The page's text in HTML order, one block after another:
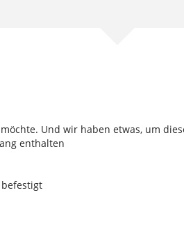
Und wir haben etwas, um
enthalten